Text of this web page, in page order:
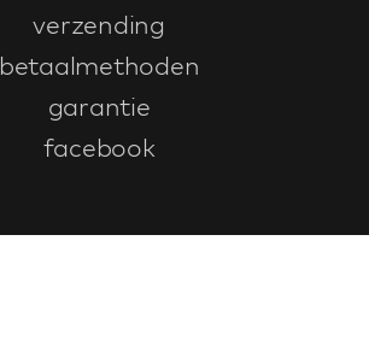
verzending
betaalmethoden
garantie
facebook
Klantenservice